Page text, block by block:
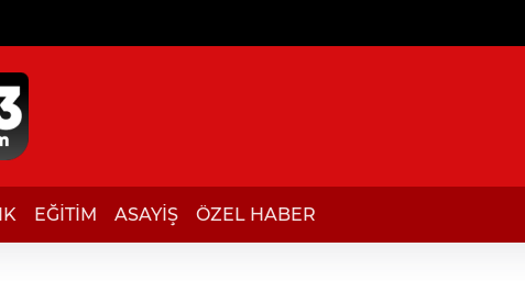
EĞİTİM ASAYİŞ ÖZEL HABER